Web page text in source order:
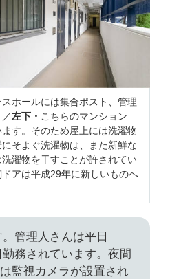
ホールには集合ポスト、管理
左下・ こちらのマンション
す。そのため屋上には洗濯物
そよぐ洗濯物は、また新鮮な
濯物を干すことが許されてい
アは平成29年に新しいものへ
管理人さんは平日
務されています。夜間
監視カメラが設置され